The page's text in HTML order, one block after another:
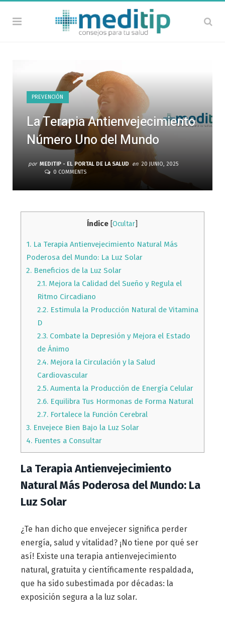
PREVENCIÓN
La Terapia Antienvejecimiento
Número Uno del Mundo
por MEDITIP - EL PORTAL DE LA SALUD en 20 JUNIO, 2025
0 COMMENTS
Índice [Ocultar]
1.La Terapia Antienvejecimiento Natural Más
Poderosa del Mundo: La Luz Solar
2.Beneficios de la Luz Solar
2.1. Mejora la Calidad del Sueño y Regula el
Ritmo Circadiano
2.2. Estimula la Producción Natural de Vitamina
D
2.3. Combate la Depresión y Mejora el Estado
de Ánimo
2.4. Mejora la Circulación y la Salud
Cardiovascular
2.5. Aumenta la Producción de Energía Celular
2.6. Equilibra Tus Hormonas de Forma Natural
2.7. Fortalece la Función Cerebral
3.Envejece Bien Bajo la Luz Solar
4.Fuentes a Consultar
La Terapia Antienvejecimiento
Natural Más Poderosa del Mundo: La
Luz Solar
¿Te han dicho que envejecer significa perder
energía, salud y vitalidad? ¡No tiene por qué ser
así! Existe una terapia antienvejecimiento
natural, gratuita y científicamente respaldada,
que ha sido subestimada por décadas: la
exposición segura a la luz solar.